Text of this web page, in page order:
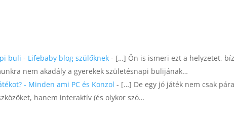
buli - Lifebaby blog szülőknek - […] Ön is ismeri ezt a helyzetet,
nem akadály a gyerekek születésnapi bulijának…
- Minden ami PC és Konzol - […] De egy jó játék nem csak
hanem interaktív (és olykor szó…